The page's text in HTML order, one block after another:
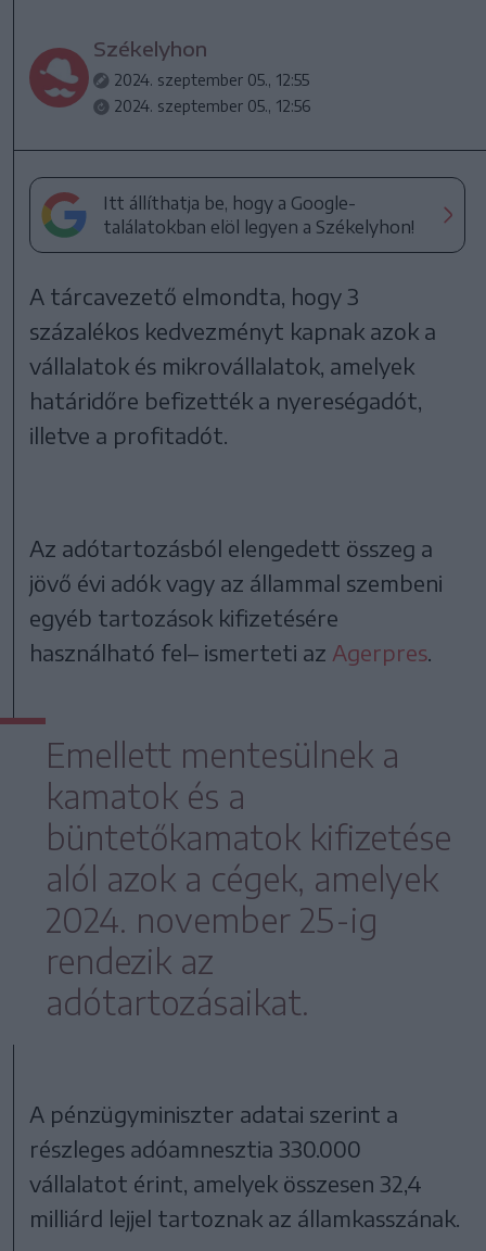
Székelyhon
2024. szeptember 05., 12:55
2024. szeptember 05., 12:56
Itt állíthatja be, hogy a Google-
találatokban elöl legyen a Székelyhon!
A tárcavezető elmondta, hogy 3
százalékos kedvezményt kapnak azok a
vállalatok és mikrovállalatok, amelyek
határidőre befizették a nyereségadót,
illetve a profitadót.
Az adótartozásból elengedett összeg a
jövő évi adók vagy az állammal szembeni
egyéb tartozások kifizetésére
használható fel– ismerteti az Agerpres
Emellett mentesülnek a
kamatok és a
büntetőkamatok kifizetése
alól azok a cégek, amelyek
2024. november 25-ig
rendezik az
adótartozásaikat.
A pénzügyminiszter adatai szerint a
részleges adóamnesztia 330.000
vállalatot érint, amelyek összesen 32,4
milliárd lejjel tartoznak az államkasszának.